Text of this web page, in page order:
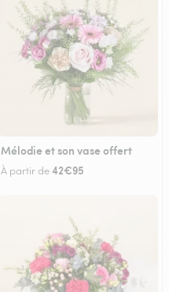
Mélodie et son vase offert
À partir de42€95